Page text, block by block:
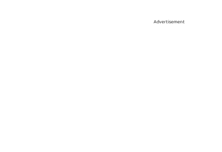
Advertisement